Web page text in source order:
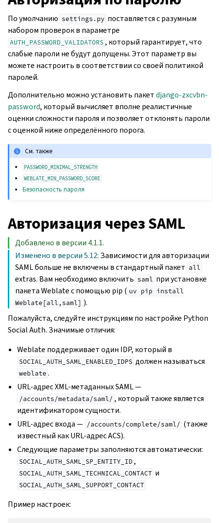
По умолчанию settings.py поставляется с разумным
набором проверок в параметре
AUTH_PASSWORD_VALIDATORS , который гарантирует, что
слабые пароли не будут допущены. Этот параметр вы
можете настроить в соответствии со своей политикой
паролей.
Дополнительно можно установить пакетdjango-zxcvbn-
password, который вычисляет вполне реалистичные
оценки сложности пароля и позволяет отклонять пароли
с оценкой ниже определённого порога.
См. также
PASSWORD_MINIMAL_STRENGTH
WEBLATE_MIN_PASSWORD_SCORE
Безопасность пароля
Авторизация через SAML
Добавлено в версии 4.1.1.
Изменено в версии 5.12: Зависимости для авторизации
SAML больше не включены в стандартный пакет all
extras. Вам необходимо включить saml при установке
пакета Weblate с помощью pip ( uv pip install
Weblate[all,saml] ).
Пожалуйста, следуйте инструкциям по настройке Python
Social Auth. Значимые отличия:
Weblate поддерживает один IDP, который в
SOCIAL_AUTH_SAML_ENABLED_IDPS должен называться
weblate .
URL-адрес XML-метаданных SAML —
/accounts/metadata/saml/ , который также является
идентификатором сущности.
URL-адрес входа — /accounts/complete/saml/ (также
известный как URL-адрес ACS).
Следующие параметры заполняются автоматически:
SOCIAL_AUTH_SAML_SP_ENTITY_ID ,
SOCIAL_AUTH_SAML_TECHNICAL_CONTACT и
SOCIAL_AUTH_SAML_SUPPORT_CONTACT
Пример настроек: